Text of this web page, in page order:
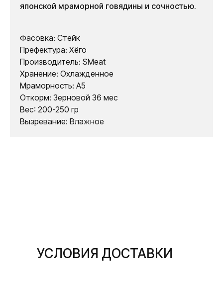
японской мраморной говядины и сочностью.
Фасовка: Стейк
Префектура: Хёго
Производитель: SMeat
Хранение: Охлажденное
Мраморность: А5
Откорм: Зерновой 36 мес
Вес: 200-250 гр
Вызревание: Влажное
УСЛОВИЯ ДОСТАВКИ